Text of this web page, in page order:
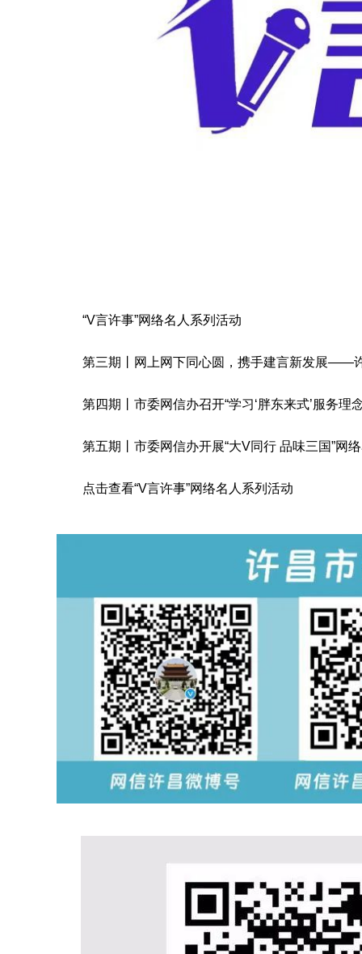
“V言许事”网络名人系列活动
第三期丨网上网下同心圆，携手建言新发展——许
第四期丨市委网信办召开“学习‘胖东来式’服务理念
第五期丨市委网信办开展“大V同行 品味三国”网
点击查看“V言许事”网络名人系列活动